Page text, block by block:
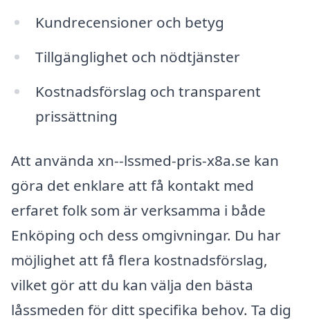
Kundrecensioner och betyg
Tillgänglighet och nödtjänster
Kostnadsförslag och transparent
prissättning
Att använda xn--lssmed-pris-x8a.se kan
göra det enklare att få kontakt med
erfaret folk som är verksamma i både
Enköping och dess omgivningar. Du har
möjlighet att få flera kostnadsförslag,
vilket gör att du kan välja den bästa
låssmeden för ditt specifika behov. Ta dig